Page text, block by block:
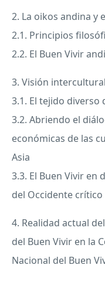
2. La oikos andina y
2.1. Principios
2.2. El Buen Vivir
3. Visión
3.1. El tejido diverso
3.2. Abriendo el
económicas de las
Asia
3.3. El Buen Vivir en
del Occidente
4. Realidad actual
del Buen Vivir en la
Nacional del Buen